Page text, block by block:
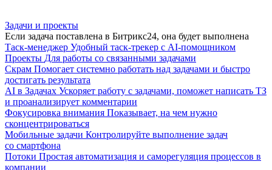
Задачи и проекты
Если задача поставлена в Битрикс24, она будет выполнена
Таск-менеджер Удобный таск-трекер с AI-помощником
Проекты Для работы со связанными задачами
Скрам Помогает системно работать над задачами и быстро
достигать результата
AI в Задачах Ускоряет работу с задачами, поможет написать ТЗ
и проанализирует комментарии
Фокусировка внимания Показывает, на чем нужно
сконцентрироваться
Мобильные задачи Контролируйте выполнение задач
со смартфона
Потоки Простая автоматизация и саморегуляция процессов в
компании